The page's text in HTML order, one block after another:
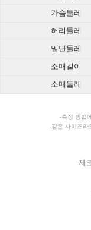
가슴둘레
허리둘레
밑단둘레
소매길이
소매둘레
-측정 방법
-같은 사이즈라
제